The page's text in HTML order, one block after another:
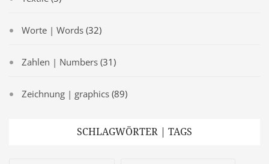
Worte | Words (32)
Zahlen | Numbers (31)
Zeichnung | graphics (89)
SCHLAGWÖRTER | TAGS